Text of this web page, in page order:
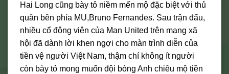
Hai Long cũng bày tỏ niềm mến mộ đặc biệt với thủ
quân bên phía MU,Bruno Fernandes. Sau trận đấu,
nhiều cổ động viên của Man United trên mạng xã
hội đã dành lời khen ngợi cho màn trình diễn của
tiền vệ người Việt Nam, thậm chí không ít người
còn bày tỏ mong muốn đội bóng Anh chiêu mộ tiền